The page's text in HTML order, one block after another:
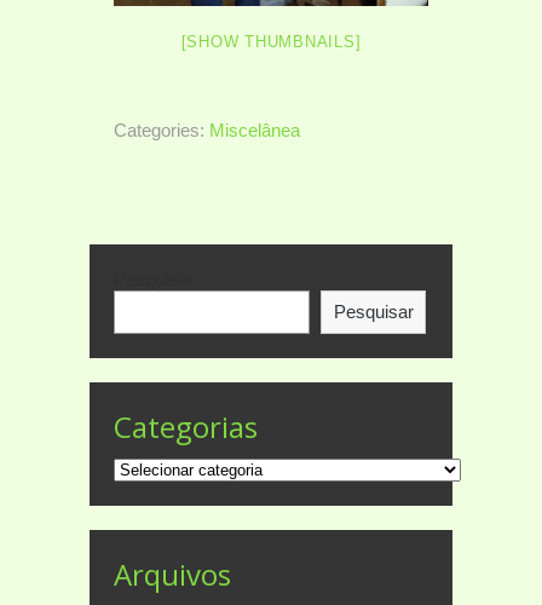
[SHOW THUMBNAILS]
Categories: Miscelânea
Pesquisar
Categorias
Categorias
Arquivos